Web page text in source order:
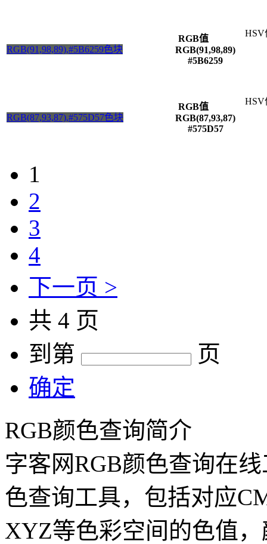
RGB(91,98,89),#5B6259色块
RGB值
RGB(91,98,89)
#5B6259
HSV
RGB(87,93,87),#575D57色块
RGB值
RGB(87,93,87)
#575D57
HSV
1
2
3
4
下一页 >
共 4 页
到第
页
确定
RGB颜色查询简介
字客网RGB颜色查询在
色查询工具，包括对应
XYZ等色彩空间的色值